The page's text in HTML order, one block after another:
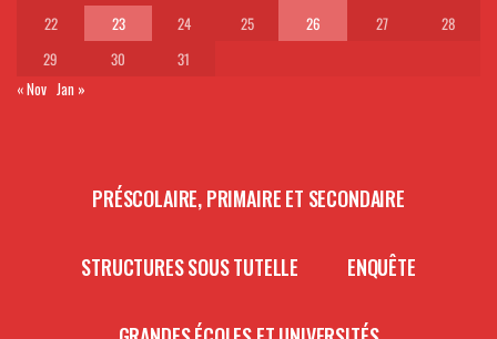
22
23 24 25 26 27
28
29
30
31
« Nov Jan »
PRÉSCOLAIRE, PRIMAIRE ET SECONDAIRE
STRUCTURES SOUS TUTELLE ENQUÊTE